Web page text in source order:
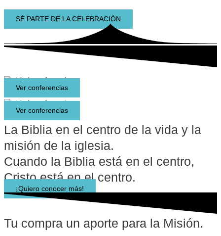
SÉ PARTE DE LA CELEBRACIÓN
Ver conferencias
Ver conferencias
La Biblia en el centro de la vida y la
misión de la iglesia.
Cuando la Biblia está en el centro,
Cristo está en el centro.
¡Quiero conocer más!
Tu compra un aporte para la Misión.